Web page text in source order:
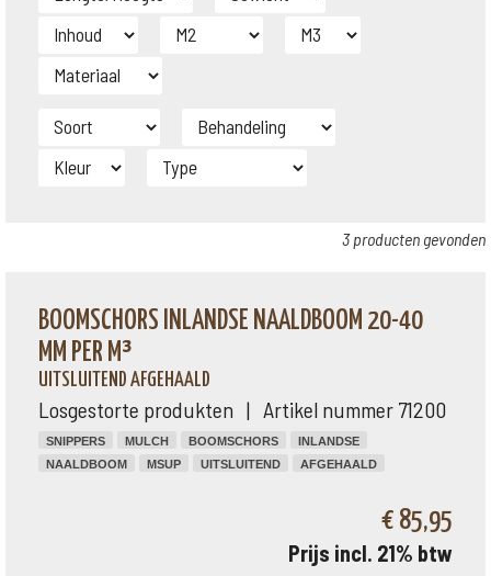
3 producten gevonden
BOOMSCHORS INLANDSE NAALDBOOM 20-40
MM PER M³
UITSLUITEND AFGEHAALD
Losgestorte produkten | Artikel nummer 71200
SNIPPERS MULCH BOOMSCHORS
INLANDSE
NAALDBOOM
MSUP UITSLUITEND AFGEHAALD
€ 85,95
Prijs incl. 21% btw